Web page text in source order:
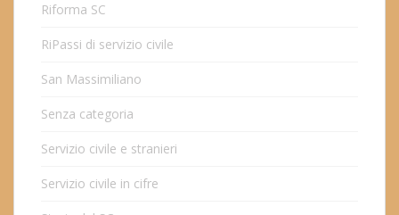
Riforma SC
RiPassi di servizio civile
San Massimiliano
Senza categoria
Servizio civile e stranieri
Servizio civile in cifre